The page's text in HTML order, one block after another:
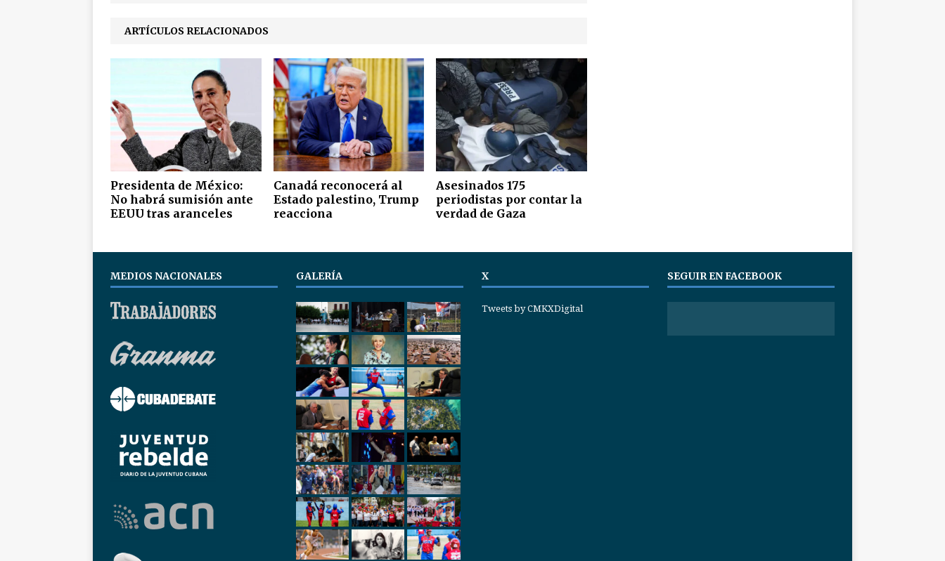
ARTÍCULOS RELACIONADOS
Presidenta de México:
No habrá sumisión ante
EEUU tras aranceles
Canadá reconocerá al
Estado palestino, Trump
reacciona
Asesinados 175
periodistas por contar la
verdad de Gaza
MEDIOS NACIONALES GALERÍA X
Tweets by CMKXDigital
SEGUIR EN FACEBOOK